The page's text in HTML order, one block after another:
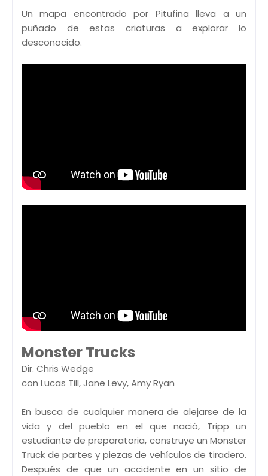
Un mapa encontrado por Pitufina lleva a un
puñado de estas criaturas a explorar lo
desconocido.
Monster Trucks
Dir. Chris Wedge
con Lucas Till, Jane Levy, Amy Ryan
En busca de cualquier manera de alejarse de la
vida y del pueblo en el que nació, Tripp un
estudiante de preparatoria, construye un Monster
Truck de partes y piezas de vehículos de tiradero.
Después de que un accidente en un sitio de